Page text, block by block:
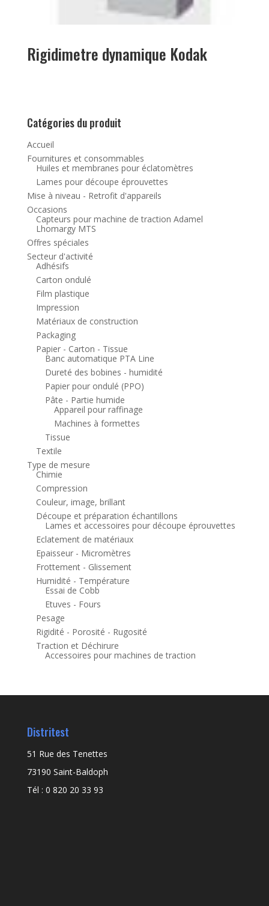
Rigidimetre dynamique Kodak
Catégories du produit
Accueil
Fournitures et consommables
Huiles et membranes pour éclatomètres
Lames pour découpe éprouvettes
Mise à niveau - Retrofit d'appareils
Occasions
Capteurs pour machine de traction Adamel
Lhomargy MTS
Offres spéciales
Secteur d'activité
Adhésifs
Carton ondulé
Film plastique
Impression
Matériaux de construction
Packaging
Papier - Carton - Tissue
Banc automatique PTA Line
Dureté des bobines - humidité
Papier pour ondulé (PPO)
Pâte - Partie humide
Appareil pour raffinage
Machines à formettes
Tissue
Textile
Type de mesure
Chimie
Compression
Couleur, image, brillant
Découpe et préparation échantillons
Lames et accessoires pour découpe éprouvettes
Eclatement de matériaux
Epaisseur - Micromètres
Frottement - Glissement
Humidité - Température
Essai de Cobb
Etuves - Fours
Pesage
Rigidité - Porosité - Rugosité
Traction et Déchirure
Accessoires pour machines de traction
Distritest
51 Rue des Tenettes
73190 Saint-Baldoph
Tél : 0 820 20 33 93